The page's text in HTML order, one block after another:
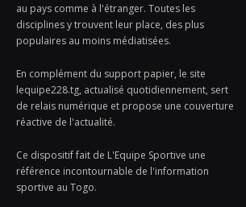
au pays comme à l'étranger. Toutes les
disciplines y trouvent leur place, des plus
populaires au moins médiatisées.
En complément du support papier, le site
lequipe228.tg, actualisé quotidiennement, sert
de relais numérique et propose une couverture
réactive de l'actualité.
Ce dispositif fait de L'Equipe Sportive une
référence incontournable de l'information
sportive au Togo.